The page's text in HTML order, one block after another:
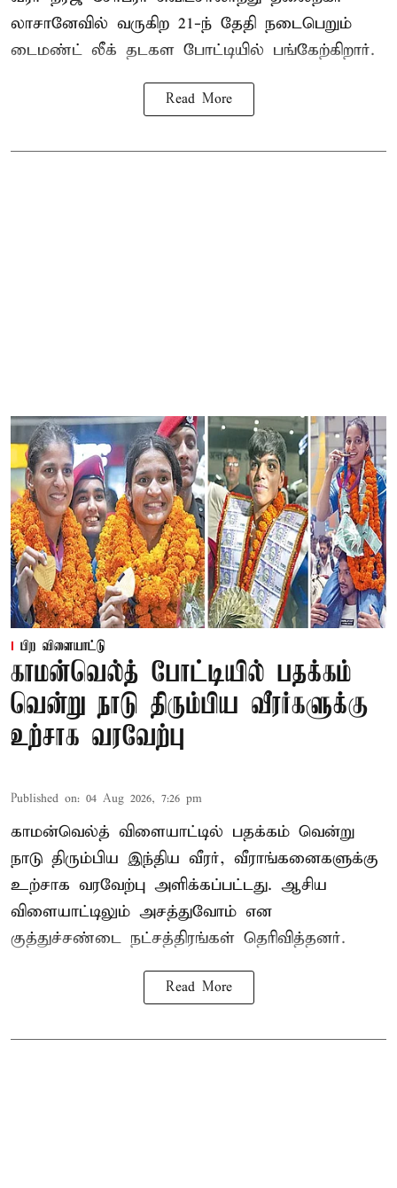
லாசானேவில் வருகிற 21-ந் தேதி நடைபெறும்
டைமண்ட் லீக் தடகள போட்டியில் பங்கேற்கிறார்.
Read More
பிற விளையாட்டு
காமன்வெல்த் போட்டியில் பதக்கம்
வென்று நாடு திரும்பிய வீரர்களுக்கு
உற்சாக வரவேற்பு
Published on: 04 Aug 2026, 7:26 pm
காமன்வெல்த் விளையாட்டில் பதக்கம் வென்று
நாடு திரும்பிய இந்திய வீரர், வீராங்கனைகளுக்கு
உற்சாக வரவேற்பு அளிக்கப்பட்டது. ஆசிய
விளையாட்டிலும் அசத்துவோம் என
குத்துச்சண்டை நட்சத்திரங்கள் தெரிவித்தனர்.
Read More